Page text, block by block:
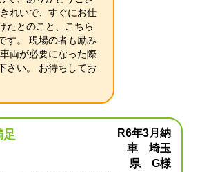
れいで、すぐにお仕
たとのこと、こちら
す。 現場の者も励み
両が必要になった際
さい。 お待ちしてお
足
R6年3月納
車 埼玉
県 G様